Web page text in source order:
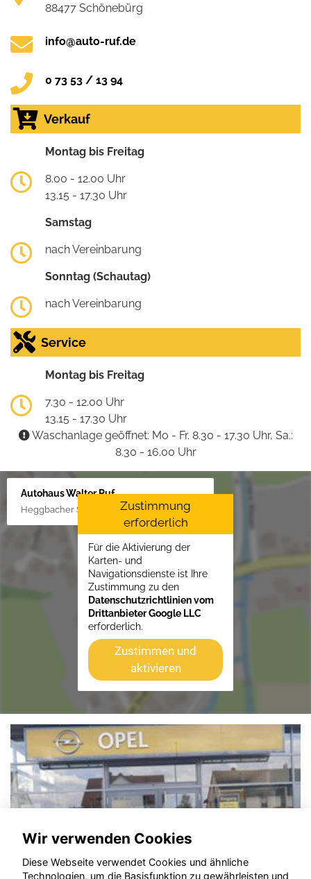
88477 Schönebürg
info@auto-ruf.de
0 73 53 / 13 94
Verkauf
Montag bis Freitag
8.00 - 12.00 Uhr
13.15 - 17.30 Uhr
Samstag
nach Vereinbarung
Sonntag (Schautag)
nach Vereinbarung
Service
Montag bis Freitag
7.30 - 12.00 Uhr
13.15 - 17.30 Uhr
Waschanlage geöffnet: Mo - Fr. 8.30 - 17.30 Uhr, Sa.:
8.30 - 16.00 Uhr
Autohaus Walter Ruf
Heggbacher Straße 25, 88477 Schönebürg
Zustimmung
erforderlich
Für die Aktivierung der
Karten- und
Navigationsdienste ist Ihre
Zustimmung zu den
Datenschutzrichtlinien vom
Drittanbieter Google LLC
erforderlich.
Zustimmen und
aktivieren
Wir verwenden Cookies
Diese Webseite verwendet Cookies und ähnliche
Technologien, um die Basisfunktion zu gewährleisten und